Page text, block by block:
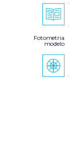
Fotometria
modelo